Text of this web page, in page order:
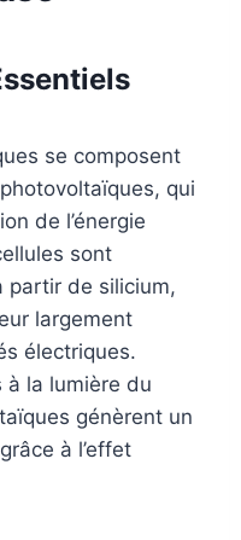
se composent
qui
de l’énergie
sont
partir de silicium,
largement
électriques.
à la lumière du
génèrent un
à l’effet